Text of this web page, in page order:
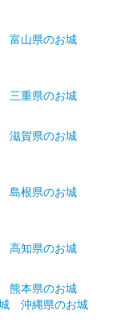
富山県のお城
三重県のお城
滋賀県のお城
島根県のお城
高知県のお城
熊本県のお城
沖縄県のお城